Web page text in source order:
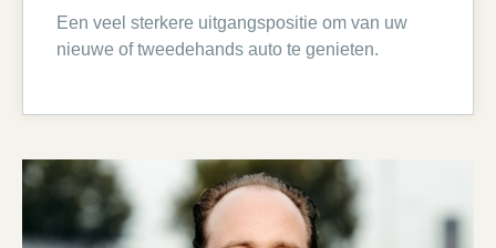
Een veel sterkere uitgangspositie om van uw
nieuwe of tweedehands auto te genieten.